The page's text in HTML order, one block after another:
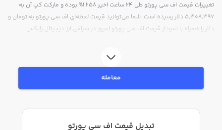
تغییرات قیمت اف سی پورتو طی 24 ساعت اخیر 1.258% بوده و مارکت کپ آن به
5,308,397 دلار رسیده است. شما می‌توانید قیمت لحظه‌ای اف سی پورتو به تومان و
دلار را همراه با نمودار قیمت اف سی پورتو امروز در صرافی ارز دیجیتال رابکس
معامله
تبدیل قیمت اف سی پورتو